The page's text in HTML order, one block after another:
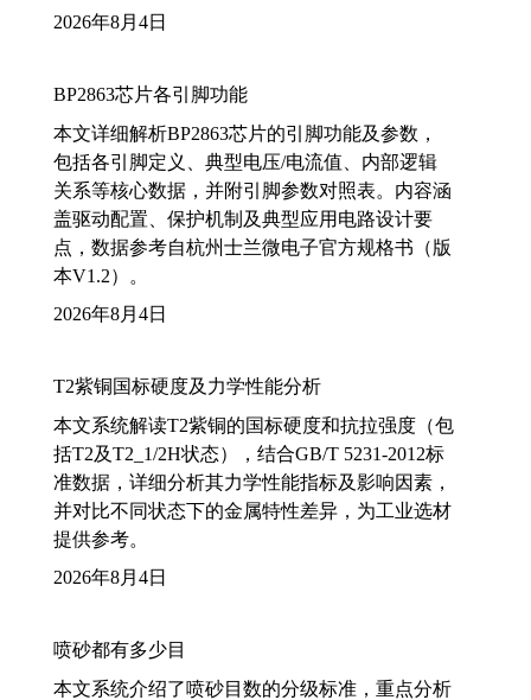
2026年8月4日
BP2863芯片各引脚功能
本文详细解析BP2863芯片的引脚功能及参数，
包括各引脚定义、典型电压/电流值、内部逻辑
关系等核心数据，并附引脚参数对照表。内容涵
盖驱动配置、保护机制及典型应用电路设计要
点，数据参考自杭州士兰微电子官方规格书（版
本V1.2）。
2026年8月4日
T2紫铜国标硬度及力学性能分析
本文系统解读T2紫铜的国标硬度和抗拉强度（包
括T2及T2_1/2H状态），结合GB/T 5231-2012标
准数据，详细分析其力学性能指标及影响因素，
并对比不同状态下的金属特性差异，为工业选材
提供参考。
2026年8月4日
喷砂都有多少目
本文系统介绍了喷砂目数的分级标准，重点分析